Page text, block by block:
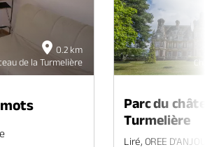
0.2 km
de la Turmelière
Parc du
Turmelière
Liré, OREE